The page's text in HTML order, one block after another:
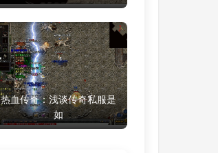
热血传奇：浅谈传奇私服是
如